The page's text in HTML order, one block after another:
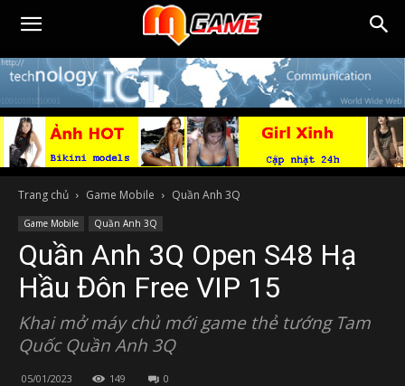
Trang chủ Game Mobile Quần Anh 3Q
Game Mobile Quần Anh 3Q
Quần Anh 3Q Open S48 Hạ
Hầu Đôn Free VIP 15
Khai mở máy chủ mới game thẻ tướng Tam
Quốc Quần Anh 3Q
05/01/2023 149 0